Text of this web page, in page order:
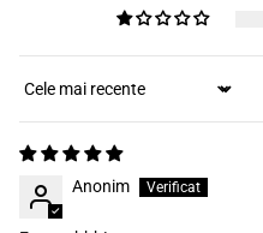
Sort by
Anonim